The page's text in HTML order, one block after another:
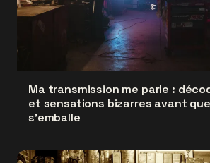
Ma transmission me parle :
et sensations bizarres avant
s'emballe